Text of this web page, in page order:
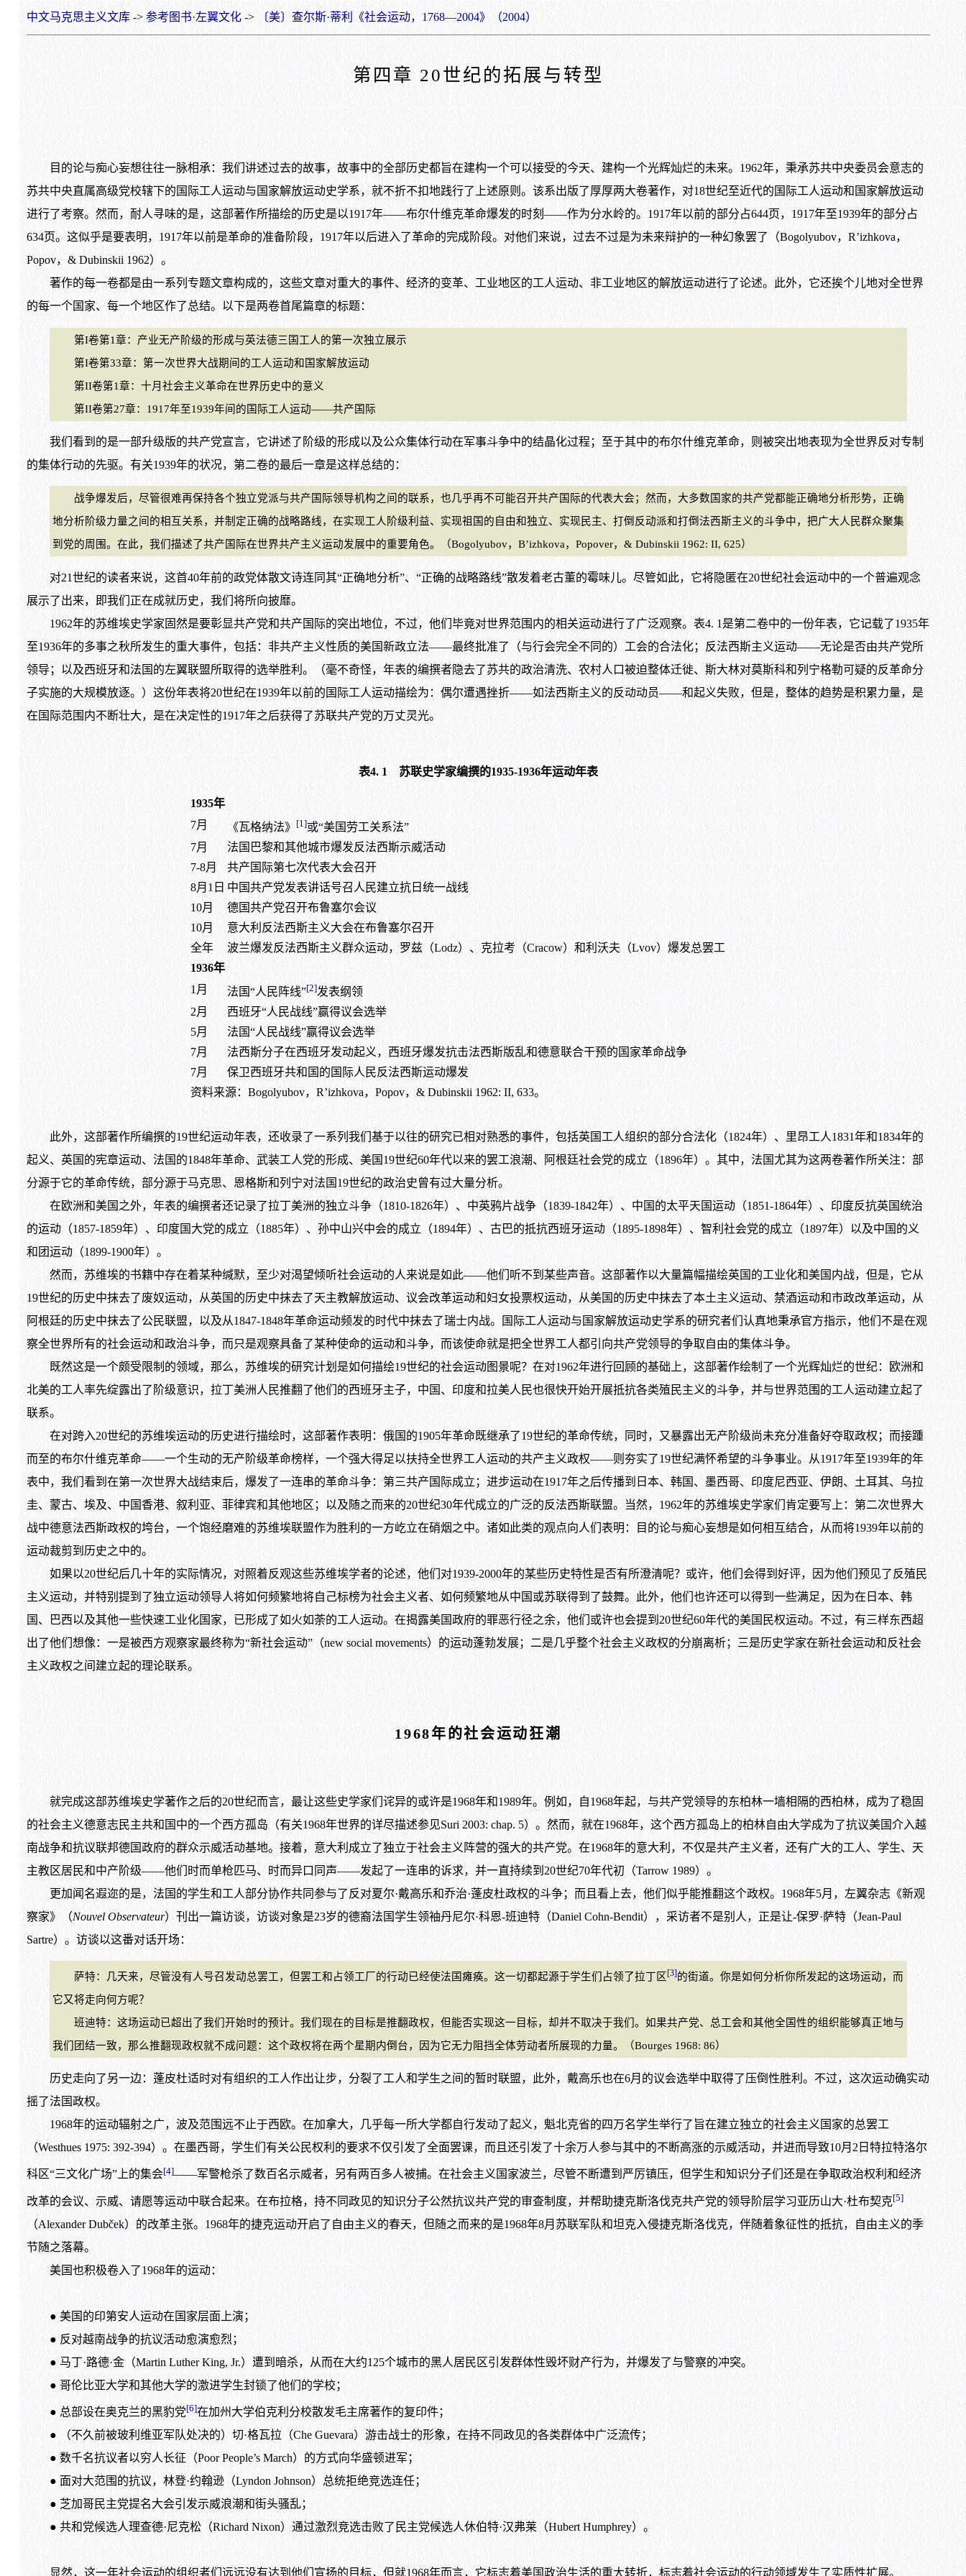
中文马克思主义文库-> 参考图书·左翼文化-> 〔美〕查尔斯·蒂利《社会运动，1768—2004》（2004）
第四章 20世纪的拓展与转型
目的论与痴心妄想往往一脉相承：我们讲述过去的故事，故事中的全部历史都旨在建构一个可以接受的今天、建构一个光辉灿烂的未来。1962年，秉承苏共中央委员会意志的
苏共中央直属高级党校辖下的国际工人运动与国家解放运动史学系，就不折不扣地践行了上述原则。该系出版了厚厚两大卷著作，对18世纪至近代的国际工人运动和国家解放运动
进行了考察。然而，耐人寻味的是，这部著作所描绘的历史是以1917年——布尔什维克革命爆发的时刻——作为分水岭的。1917年以前的部分占644页，1917年至1939年的部分占
634页。这似乎是要表明，1917年以前是革命的准备阶段，1917年以后进入了革命的完成阶段。对他们来说，过去不过是为未来辩护的一种幻象罢了（Bogolyubov，R’izhkova，
Popov，& Dubinskii 1962）。
著作的每一卷都是由一系列专题文章构成的，这些文章对重大的事件、经济的变革、工业地区的工人运动、非工业地区的解放运动进行了论述。此外，它还挨个儿地对全世界
的每一个国家、每一个地区作了总结。以下是两卷首尾篇章的标题：
第I卷第1章：产业无产阶级的形成与英法德三国工人的第一次独立展示
第I卷第33章：第一次世界大战期间的工人运动和国家解放运动
第II卷第1章：十月社会主义革命在世界历史中的意义
第II卷第27章：1917年至1939年间的国际工人运动——共产国际
我们看到的是一部升级版的共产党宣言，它讲述了阶级的形成以及公众集体行动在军事斗争中的结晶化过程；至于其中的布尔什维克革命，则被突出地表现为全世界反对专制
的集体行动的先驱。有关1939年的状况，第二卷的最后一章是这样总结的：
战争爆发后，尽管很难再保持各个独立党派与共产国际领导机构之间的联系，也几乎再不可能召开共产国际的代表大会；然而，大多数国家的共产党都能正确地分析形势，正确
地分析阶级力量之间的相互关系，并制定正确的战略路线，在实现工人阶级利益、实现祖国的自由和独立、实现民主、打倒反动派和打倒法西斯主义的斗争中，把广大人民群众聚集
到党的周围。在此，我们描述了共产国际在世界共产主义运动发展中的重要角色。（Bogolyubov，B’izhkova，Popover，& Dubinskii 1962: II, 625）
对21世纪的读者来说，这首40年前的政党体散文诗连同其“正确地分析”、“正确的战略路线”散发着老古董的霉味儿。尽管如此，它将隐匿在20世纪社会运动中的一个普遍观念
展示了出来，即我们正在成就历史，我们将所向披靡。
1962年的苏维埃史学家固然是要彰显共产党和共产国际的突出地位，不过，他们毕竟对世界范围内的相关运动进行了广泛观察。表4. 1是第二卷中的一份年表，它记载了1935年
至1936年的多事之秋所发生的重大事件，包括：非共产主义性质的美国新政立法——最终批准了（与行会完全不同的）工会的合法化；反法西斯主义运动——无论是否由共产党所
领导；以及西班牙和法国的左翼联盟所取得的选举胜利。（毫不奇怪，年表的编撰者隐去了苏共的政治清洗、农村人口被迫整体迁徙、斯大林对莫斯科和列宁格勒可疑的反革命分
子实施的大规模放逐。）这份年表将20世纪在1939年以前的国际工人运动描绘为：偶尔遭遇挫折——如法西斯主义的反动动员——和起义失败，但是，整体的趋势是积累力量，是
在国际范围内不断壮大，是在决定性的1917年之后获得了苏联共产党的万丈灵光。
表4. 1 苏联史学家编撰的1935-1936年运动年表
1935年
7月
《瓦格纳法》[1]或“美国劳工关系法”
7月
法国巴黎和其他城市爆发反法西斯示威活动
7-8月
共产国际第七次代表大会召开
8月1日 中国共产党发表讲话号召人民建立抗日统一战线
10月
德国共产党召开布鲁塞尔会议
10月
意大利反法西斯主义大会在布鲁塞尔召开
全年
波兰爆发反法西斯主义群众运动，罗兹（Lodz）、克拉考（Cracow）和利沃夫（Lvov）爆发总罢工
1936年
1月
法国“人民阵线”[2]发表纲领
2月
西班牙“人民战线”赢得议会选举
5月
法国“人民战线”赢得议会选举
7月
法西斯分子在西班牙发动起义，西班牙爆发抗击法西斯版乱和德意联合干预的国家革命战争
7月
保卫西班牙共和国的国际人民反法西斯运动爆发
资料来源：Bogolyubov，R’izhkova，Popov，& Dubinskii 1962: II, 633。
此外，这部著作所编撰的19世纪运动年表，还收录了一系列我们基于以往的研究已相对熟悉的事件，包括英国工人组织的部分合法化（1824年）、里昂工人1831年和1834年的
起义、英国的宪章运动、法国的1848年革命、武装工人党的形成、美国19世纪60年代以来的罢工浪潮、阿根廷社会党的成立（1896年）。其中，法国尤其为这两卷著作所关注：部
分源于它的革命传统，部分源于马克思、恩格斯和列宁对法国19世纪的政治史曾有过大量分析。
在欧洲和美国之外，年表的编撰者还记录了拉丁美洲的独立斗争（1810-1826年）、中英鸦片战争（1839-1842年）、中国的太平天国运动（1851-1864年）、印度反抗英国统治
的运动（1857-1859年）、印度国大党的成立（1885年）、孙中山兴中会的成立（1894年）、古巴的抵抗西班牙运动（1895-1898年）、智利社会党的成立（1897年）以及中国的义
和团运动（1899-1900年）。
然而，苏维埃的书籍中存在着某种缄默，至少对渴望倾听社会运动的人来说是如此——他们听不到某些声音。这部著作以大量篇幅描绘英国的工业化和美国内战，但是，它从
19世纪的历史中抹去了废奴运动，从英国的历史中抹去了天主教解放运动、议会改革运动和妇女投票权运动，从美国的历史中抹去了本土主义运动、禁酒运动和市政改革运动，从
阿根廷的历史中抹去了公民联盟，以及从1847-1848年革命运动频发的时代中抹去了瑞士内战。国际工人运动与国家解放运动史学系的研究者们认真地秉承官方指示，他们不是在观
察全世界所有的社会运动和政治斗争，而只是观察具备了某种使命的运动和斗争，而该使命就是把全世界工人都引向共产党领导的争取自由的集体斗争。
既然这是一个颇受限制的领域，那么，苏维埃的研究计划是如何描绘19世纪的社会运动图景呢？在对1962年进行回顾的基础上，这部著作绘制了一个光辉灿烂的世纪：欧洲和
北美的工人率先绽露出了阶级意识，拉丁美洲人民推翻了他们的西班牙主子，中国、印度和拉美人民也很快开始开展抵抗各类殖民主义的斗争，并与世界范围的工人运动建立起了
联系。
在对跨入20世纪的苏维埃运动的历史进行描绘时，这部著作表明：俄国的1905年革命既继承了19世纪的革命传统，同时，又暴露出无产阶级尚未充分准备好夺取政权；而接踵
而至的布尔什维克革命——一个生动的无产阶级革命榜样，一个强大得足以扶持全世界工人运动的共产主义政权——则夯实了19世纪满怀希望的斗争事业。从1917年至1939年的年
表中，我们看到在第一次世界大战结束后，爆发了一连串的革命斗争：第三共产国际成立；进步运动在1917年之后传播到日本、韩国、墨西哥、印度尼西亚、伊朗、土耳其、乌拉
圭、蒙古、埃及、中国香港、叙利亚、菲律宾和其他地区；以及随之而来的20世纪30年代成立的广泛的反法西斯联盟。当然，1962年的苏维埃史学家们肯定要写上：第二次世界大
战中德意法西斯政权的垮台，一个饱经磨难的苏维埃联盟作为胜利的一方屹立在硝烟之中。诸如此类的观点向人们表明：目的论与痴心妄想是如何相互结合，从而将1939年以前的
运动裁剪到历史之中的。
如果以20世纪后几十年的实际情况，对照着反观这些苏维埃学者的论述，他们对1939-2000年的某些历史特性是否有所澄清呢？或许，他们会得到好评，因为他们预见了反殖民
主义运动，并特别提到了独立运动领导人将如何频繁地将自己标榜为社会主义者、如何频繁地从中国或苏联得到了鼓舞。此外，他们也许还可以得到一些满足，因为在日本、韩
国、巴西以及其他一些快速工业化国家，已形成了如火如荼的工人运动。在揭露美国政府的罪恶行径之余，他们或许也会提到20世纪60年代的美国民权运动。不过，有三样东西超
出了他们想像：一是被西方观察家最终称为“新社会运动”（new social movements）的运动蓬勃发展；二是几乎整个社会主义政权的分崩离析；三是历史学家在新社会运动和反社会
主义政权之间建立起的理论联系。
1968年的社会运动狂潮
就完成这部苏维埃史学著作之后的20世纪而言，最让这些史学家们诧异的或许是1968年和1989年。例如，自1968年起，与共产党领导的东柏林一墙相隔的西柏林，成为了稳固
的社会主义德意志民主共和国中的一个西方孤岛（有关1968年世界的详尽描述参见Suri 2003: chap. 5）。然而，就在1968年，这个西方孤岛上的柏林自由大学成为了抗议美国介入越
南战争和抗议联邦德国政府的群众示威活动基地。接着，意大利成立了独立于社会主义阵营的强大的共产党。在1968年的意大利，不仅是共产主义者，还有广大的工人、学生、天
主教区居民和中产阶级——他们时而单枪匹马、时而异口同声——发起了一连串的诉求，并一直持续到20世纪70年代初（Tarrow 1989）。
更加闻名遐迩的是，法国的学生和工人部分协作共同参与了反对夏尔·戴高乐和乔治·蓬皮杜政权的斗争；而且看上去，他们似乎能推翻这个政权。1968年5月，左翼杂志《新观
察家》（Nouvel Observateur）刊出一篇访谈，访谈对象是23岁的德裔法国学生领袖丹尼尔·科恩-班迪特（Daniel Cohn-Bendit），采访者不是别人，正是让-保罗·萨特（Jean-Paul
Sartre）。访谈以这番对话开场：
萨特：几天来，尽管没有人号召发动总罢工，但罢工和占领工厂的行动已经使法国瘫痪。这一切都起源于学生们占领了拉丁区 [3]的街道。你是如何分析你所发起的这场运动，而
它又将走向何方呢？
班迪特：这场运动已超出了我们开始时的预计。我们现在的目标是推翻政权，但能否实现这一目标，却并不取决于我们。如果共产党、总工会和其他全国性的组织能够真正地与
我们团结一致，那么推翻现政权就不成问题：这个政权将在两个星期内倒台，因为它无力阻挡全体劳动者所展现的力量。（Bourges 1968: 86）
历史走向了另一边：蓬皮杜适时对有组织的工人作出让步，分裂了工人和学生之间的暂时联盟，此外，戴高乐也在6月的议会选举中取得了压倒性胜利。不过，这次运动确实动
摇了法国政权。
1968年的运动辐射之广，波及范围远不止于西欧。在加拿大，几乎每一所大学都自行发动了起义，魁北克省的四万名学生举行了旨在建立独立的社会主义国家的总罢工
（Westhues 1975: 392-394）。在墨西哥，学生们有关公民权利的要求不仅引发了全面罢课，而且还引发了十余万人参与其中的不断高涨的示威活动，并进而导致10月2日特拉特洛尔
科区“三文化广场”上的集会[4]——军警枪杀了数百名示威者，另有两百多人被捕。在社会主义国家波兰，尽管不断遭到严厉镇压，但学生和知识分子们还是在争取政治权利和经济
改革的会议、示威、请愿等运动中联合起来。在布拉格，持不同政见的知识分子公然抗议共产党的审查制度，并帮助捷克斯洛伐克共产党的领导阶层学习亚历山大·杜布契克[5]
（Alexander Dubček）的改革主张。1968年的捷克运动开启了自由主义的春天，但随之而来的是1968年8月苏联军队和坦克入侵捷克斯洛伐克，伴随着象征性的抵抗，自由主义的季
节随之落幕。
美国也积极卷入了1968年的运动：
● 美国的印第安人运动在国家层面上演；
● 反对越南战争的抗议活动愈演愈烈；
● 马丁·路德·金（Martin Luther King, Jr.）遭到暗杀，从而在大约125个城市的黑人居民区引发群体性毁坏财产行为，并爆发了与警察的冲突。
● 哥伦比亚大学和其他大学的激进学生封锁了他们的学校；
● 总部设在奥克兰的黑豹党[6]在加州大学伯克利分校散发毛主席著作的复印件；
● （不久前被玻利维亚军队处决的）切·格瓦拉（Che Guevara）游击战士的形象，在持不同政见的各类群体中广泛流传；
● 数千名抗议者以穷人长征（Poor People’s March）的方式向华盛顿进军；
● 面对大范围的抗议，林登·约翰逊（Lyndon Johnson）总统拒绝竞选连任；
● 芝加哥民主党提名大会引发示威浪潮和街头骚乱；
● 共和党候选人理查德·尼克松（Richard Nixon）通过激烈竞选击败了民主党候选人休伯特·汉弗莱（Hubert Humphrey）。
显然，这一年社会运动的组织者们远远没有达到他们宣扬的目标，但就1968年而言，它标志着美国政治生活的重大转折，标志着社会运动的行动领域发生了实质性扩展。